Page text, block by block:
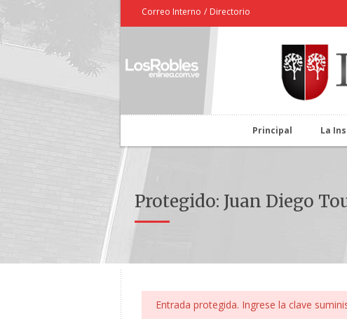
Correo Interno / Directorio
Principal La
Protegido: Juan Diego
Entrada protegida. Ingrese la clave